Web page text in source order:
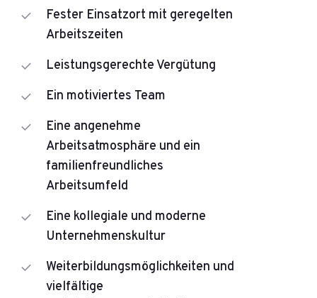
Fester Einsatzort mit geregelten
Arbeitszeiten
Leistungsgerechte Vergütung
Ein motiviertes Team
Eine angenehme
Arbeitsatmosphäre und ein
familienfreundliches
Arbeitsumfeld
Eine kollegiale und moderne
Unternehmenskultur
Weiterbildungsmöglichkeiten und
vielfältige